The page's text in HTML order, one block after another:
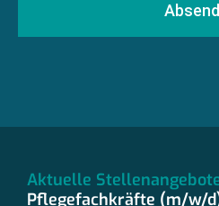
Aktuelle
Pflegefachkräfte (m/w/